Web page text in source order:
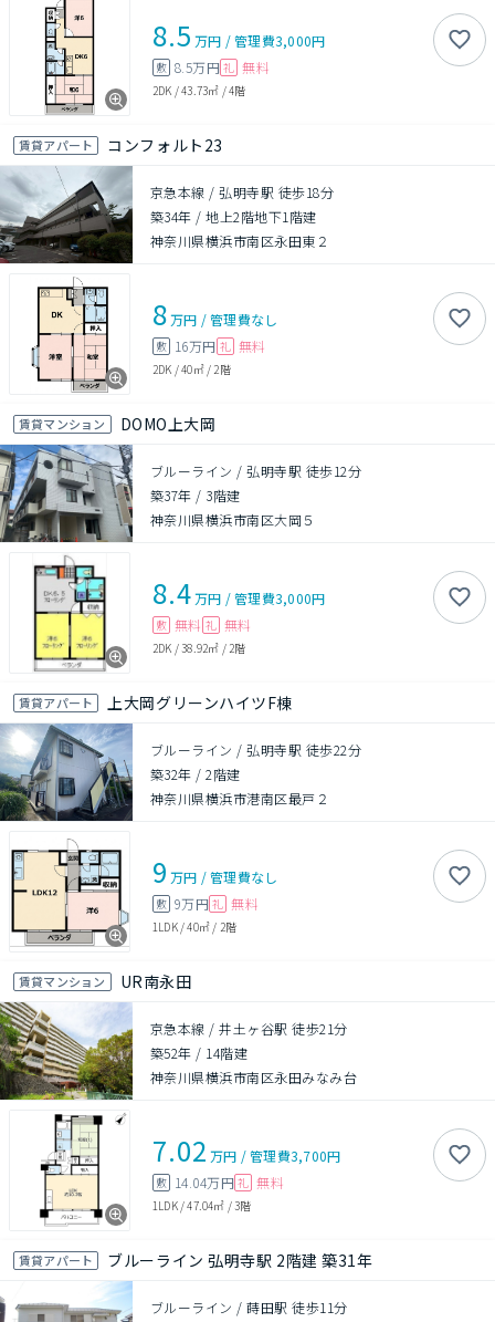
8.5 万円 /管理費3,000円
敷 8.5万円 礼 無料
2DK /43.73㎡ /4階
賃貸アパート コンフォルト23
京急本線 / 弘明寺駅 徒歩18分
築34年 /地上2階地下1階建
神奈川県横浜市南区永田東２
8万円 /管理費なし
敷 16万円 礼 無料
2DK /40㎡/ 2階
賃貸マンション DOMO上大岡
ブルーライン / 弘明寺駅 徒歩12分
築37年 / 3階建
神奈川県横浜市南区大岡５
8.4万円 /管理費3,000円
敷 無料 礼 無料
2DK /38.92㎡ / 2階
賃貸アパート 上大岡グリーンハイツF棟
ブルーライン / 弘明寺駅 徒歩22分
築32年 /2階建
神奈川県横浜市港南区最戸２
9 万円 /管理費なし
敷 9万円 礼 無料
1LDK/40㎡ / 2階
賃貸マンション UR南永田
京急本線 / 井土ヶ谷駅 徒歩21分
築52年 / 14階建
神奈川県横浜市南区永田みなみ台
7.02 万円 /管理費3,700円
敷 14.04万円 礼 無料
1LDK/47.04㎡ /3階
賃貸アパート ブルーライン 弘明寺駅 2階建 築31年
ブルーライン / 蒔田駅 徒歩11分